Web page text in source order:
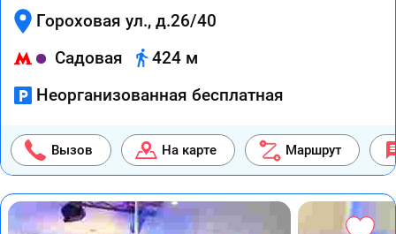
Гороховая ул., д.26/40
Садовая
424 м
Неорганизованная бесплатная
Вызов На карте Маршрут